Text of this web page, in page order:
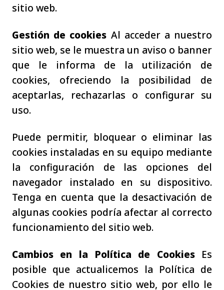
sitio web.
Gestión de cookies Al acceder a nuestro
sitio web, se le muestra un aviso o banner
que le informa de la utilización de
cookies, ofreciendo la posibilidad de
aceptarlas, rechazarlas o configurar su
uso.
Puede permitir, bloquear o eliminar las
cookies instaladas en su equipo mediante
la configuración de las opciones del
navegador instalado en su dispositivo.
Tenga en cuenta que la desactivación de
algunas cookies podría afectar al correcto
funcionamiento del sitio web.
Cambios en la Política de CookiesEs
posible que actualicemos la Política de
Cookies de nuestro sitio web, por ello le